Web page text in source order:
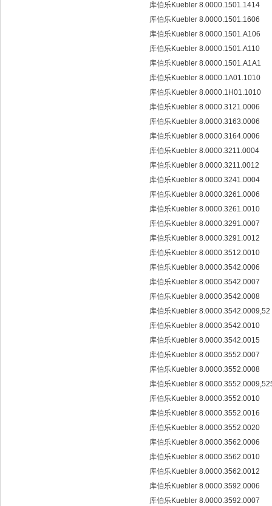
库伯乐Kuebler 8.0000.1501.1414
库伯乐Kuebler 8.0000.1501.1606
库伯乐Kuebler 8.0000.1501.A106
库伯乐Kuebler 8.0000.1501.A110
库伯乐Kuebler 8.0000.1501.A1A1
库伯乐Kuebler 8.0000.1A01.1010
库伯乐Kuebler 8.0000.1H01.1010
库伯乐Kuebler 8.0000.3121.0006
库伯乐Kuebler 8.0000.3163.0006
库伯乐Kuebler 8.0000.3164.0006
库伯乐Kuebler 8.0000.3211.0004
库伯乐Kuebler 8.0000.3211.0012
库伯乐Kuebler 8.0000.3241.0004
库伯乐Kuebler 8.0000.3261.0006
库伯乐Kuebler 8.0000.3261.0010
库伯乐Kuebler 8.0000.3291.0007
库伯乐Kuebler 8.0000.3291.0012
库伯乐Kuebler 8.0000.3512.0010
库伯乐Kuebler 8.0000.3542.0006
库伯乐Kuebler 8.0000.3542.0007
库伯乐Kuebler 8.0000.3542.0008
库伯乐Kuebler 8.0000.3542.0009,52
库伯乐Kuebler 8.0000.3542.0010
库伯乐Kuebler 8.0000.3542.0015
库伯乐Kuebler 8.0000.3552.0007
库伯乐Kuebler 8.0000.3552.0008
库伯乐Kuebler
库伯乐Kuebler 8.0000.3552.0010
库伯乐Kuebler 8.0000.3552.0016
库伯乐Kuebler 8.0000.3552.0020
库伯乐Kuebler 8.0000.3562.0006
库伯乐Kuebler 8.0000.3562.0010
库伯乐Kuebler 8.0000.3562.0012
库伯乐Kuebler 8.0000.3592.0006
库伯乐Kuebler 8.0000.3592.0007